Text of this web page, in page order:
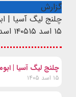
گزارش
چلنج لیگ آسیا |
۱۵ اسد ۱۴۰۵
۱۵ اسد ۱۴۰۵
چلنج لیگ آسیا |
۱۵ اسد ۱۴۰۵